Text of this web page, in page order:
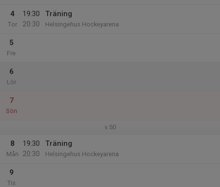
4
Tor
19:30
20:30
Träning
Helsingehus Hockeyarena
5
Fre
6
Lör
7
Sön
v.50
8
Mån
19:30
20:30
Träning
Helsingehus Hockeyarena
9
Tis